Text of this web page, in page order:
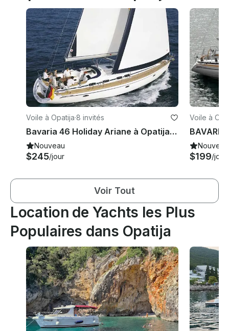
Voile à Opatija·8 invités
Bavaria 46 Holiday Ariane à Opatija, Croatie
Nouveau
$245/jour
Voile à
Nouveau
$199/jour
Voir Tout
Location de Yachts les Plus
Populaires dans Opatija